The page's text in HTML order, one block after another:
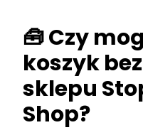
🧰 Czy
koszyk
sklepu
Shop?